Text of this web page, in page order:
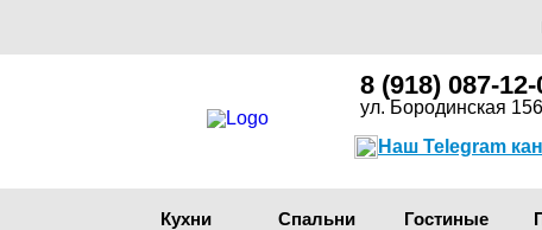
8 (918) 087-12-
ул. Бородинская
Наш Telegram
Кухни Спальни Гостиные